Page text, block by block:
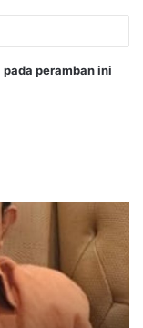
peramban ini